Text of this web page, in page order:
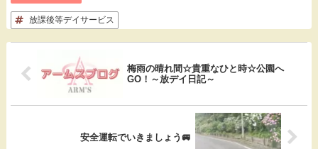
e
b
o
e
n
a
e
t
放課後等デイサービス
梅雨の晴れ間☆貴重なひと時☆公園へ
GO！～放デイ日記～
安全運転でいきましょう🚐